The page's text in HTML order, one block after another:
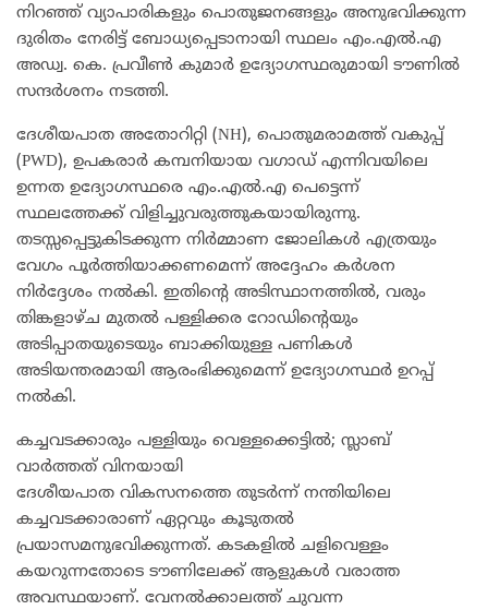
നിറഞ്ഞ് വ്യാപാരികളും പൊതുജനങ്ങളും അനുഭവിക്കുന്ന
ദുരിതം നേരിട്ട് ബോധ്യപ്പെടാനായി സ്ഥലം എം.എൽ.എ
അഡ്വ. കെ. പ്രവീൺ കുമാർ ഉദ്യോഗസ്ഥരുമായി ടൗണിൽ
സന്ദർശനം നടത്തി.
ദേശീയപാത അതോറിറ്റി (NH), പൊതുമരാമത്ത് വകുപ്പ്
(PWD), ഉപകരാർ കമ്പനിയായ വഗാഡ് എന്നിവയിലെ
ഉന്നത ഉദ്യോഗസ്ഥരെ എം.എൽ.എ പെട്ടെന്ന്
സ്ഥലത്തേക്ക് വിളിച്ചുവരുത്തുകയായിരുന്നു.
തടസ്സപ്പെട്ടുകിടക്കുന്ന നിർമ്മാണ ജോലികൾ എത്രയും
വേഗം പൂർത്തിയാക്കണമെന്ന് അദ്ദേഹം കർശന
നിർദ്ദേശം നൽകി. ഇതിന്റെ അടിസ്ഥാനത്തിൽ, വരും
തിങ്കളാഴ്ച മുതൽ പള്ളിക്കര റോഡിന്റെയും
അടിപ്പാതയുടെയും ബാക്കിയുള്ള പണികൾ
അടിയന്തരമായി ആരംഭിക്കുമെന്ന് ഉദ്യോഗസ്ഥർ ഉറപ്പ്
നൽകി.
കച്ചവടക്കാരും പള്ളിയും വെള്ളക്കെട്ടിൽ; സ്ലാബ്
വാർത്തത് വിനയായി
ദേശീയപാത വികസനത്തെ തുടർന്ന് നന്തിയിലെ
കച്ചവടക്കാരാണ് ഏറ്റവും കൂടുതൽ
പ്രയാസമനുഭവിക്കുന്നത്. കടകളിൽ ചളിവെള്ളം
കയറുന്നതോടെ ടൗണിലേക്ക് ആളുകൾ വരാത്ത
അവസ്ഥയാണ്. വേനൽക്കാലത്ത് ചുവന്ന